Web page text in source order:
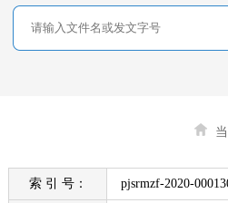
索 引 号： pjsrmzf-2020-